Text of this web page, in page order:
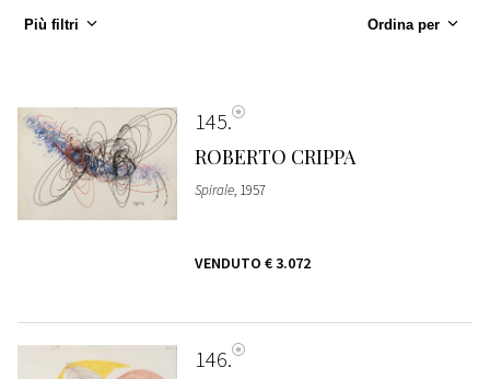
Più filtri Ordina per
145
ROBERTO CRIPPA
Spirale, 1957
VENDUTO € 3.072
146